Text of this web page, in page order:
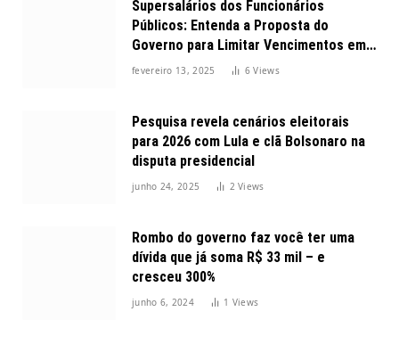
Supersalários dos Funcionários
Públicos: Entenda a Proposta do
Governo para Limitar Vencimentos em
2025
fevereiro 13, 2025 6Views
Pesquisa revela cenários eleitorais
para 2026 com Lula e clã Bolsonaro na
disputa presidencial
junho 24, 2025 2Views
Rombo do governo faz você ter uma
dívida que já soma R$ 33 mil – e
cresceu 300%
junho 6, 2024 1 Views